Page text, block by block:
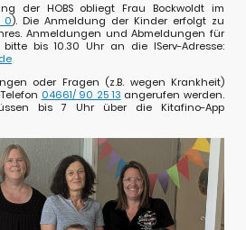
der HOBS obliegt Frau Bockwoldt im
0). Die Anmeldung der Kinder erfolgt zu
Anmeldungen und Abmeldungen für
bis 10.30 Uhr an die IServ-Adresse:
oder Fragen (z.B. wegen Krankheit)
04661/ 90 25 13 angerufen werden.
bis 7 Uhr über die Kitafino-App